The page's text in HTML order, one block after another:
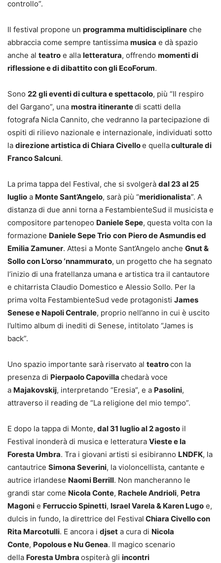
controllo”.
Il festival propone un programma multidisciplinare che
abbraccia come sempre tantissima musica e dà spazio
anche al teatro e alla letteratura, offrendo momenti di
riflessione e di dibattito con gli EcoForum.
Sono 22 gli eventi di cultura e spettacolo, più “Il respiro
del Gargano”, una mostra itinerantedi scatti della
fotografa Nicla Cannito, che vedranno la partecipazione di
ospiti di rilievo nazionale e internazionale, individuati sotto
la direzione artistica di Chiara Civelloe quellaculturale di
Franco Salcuni.
La prima tappa del Festival, che si svolgerà dal 23 al 25
luglio a Monte Sant’Angelo, sarà più “meridionalista”. A
distanza di due anni torna a FestambienteSud il musicista e
compositore partenopeo Daniele Sepe, questa volta con la
formazione Daniele Sepe Trio con Piero de Asmundis ed
Emilia Zamuner. Attesi a Monte Sant’Angelo anche Gnut &
Sollo con L’orso ‘nnammurato, un progetto che ha segnato
l’inizio di una fratellanza umana e artistica tra il cantautore
e chitarrista Claudio Domestico e Alessio Sollo. Per la
prima volta FestambienteSud vede protagonisti James
Senese e Napoli Centrale, proprio nell’anno in cui è uscito
l’ultimo album di inediti di Senese, intitolato “James is
back”.
Uno spazio importante sarà riservato al teatrocon la
presenza di Pierpaolo Capovilla chedarà voce
a Majakovskij, interpretando “Eresia”, e a Pasolini,
attraverso il reading de “La religione del mio tempo”.
E dopo la tappa di Monte, dal 31 luglio al 2 agosto il
Festival inonderà di musica e letteratura Vieste e la
Foresta Umbra. Tra i giovani artisti si esibiranno LNDFK, la
cantautrice Simona Severini, la violoncellista, cantante e
autrice irlandese Naomi Berrill. Non mancheranno le
grandi star come Nicola Conte, Rachele Andrioli, Petra
Magoni e Ferruccio Spinetti, Israel Varela & Karen Lugo e,
dulcis in fundo, la direttrice del Festival Chiara Civello con
Rita Marcotulli. E ancora i djset a cura di Nicola
Conte, Popolous e Nu Genea. Il magico scenario
della Foresta Umbra ospiterà gli incontri